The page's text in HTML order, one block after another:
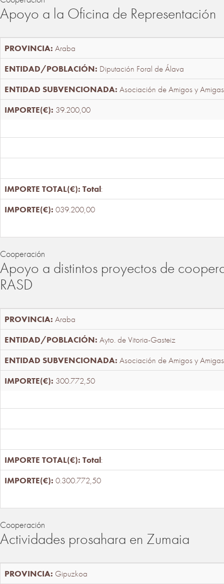
Apoyo a la Oficina de Representación
Araba
Diputación Foral de Álava
Asociación de Amigos y
39.200,00
Total:
039.200,00
Cooperación
Apoyo a distintos proyectos de
RASD
Araba
Ayto. de Vitoria-Gasteiz
Asociación de Amigos y
300.772,50
Total:
0.300.772,50
Cooperación
Actividades prosahara en Zumaia
Gipuzkoa